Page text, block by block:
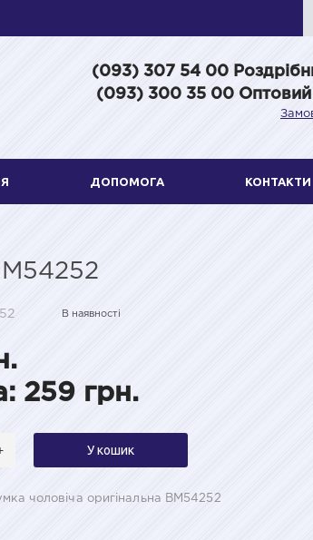
(093) 307 54 00
(093) 300 35 00 Оптовий
ДОПОМОГА КОНТАКТИ
В наявності
259 грн.
У кошик
чоловіча оригінальна BM54252